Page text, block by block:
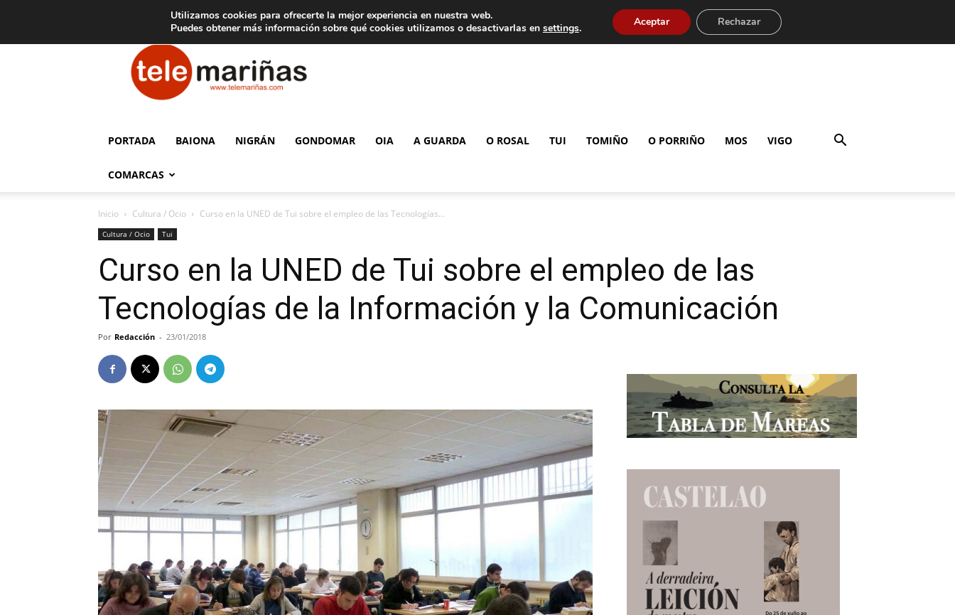
Aviso legal Tarifas de publicidad
Telemariñas
PORTADA BAIONA NIGRÁN GONDOMAR OIA A GUARDA O ROSAL TUI TOMIÑO O PORRIÑO MOS VIGO
COMARCAS
Inicio Cultura / Ocio Curso en la UNED de Tui sobre el empleo de las Tecnologías...
Cultura / Ocio Tui
Curso en la UNED de Tui sobre el empleo de las
Tecnologías de la Información y la Comunicación
Por Redacción - 23/01/2018
Utilizamos cookies para ofrecerte la mejor experiencia en nuestra web.
Puedes obtener más información sobre qué cookies utilizamos o desactivarlas en settings. Aceptar Rechazar